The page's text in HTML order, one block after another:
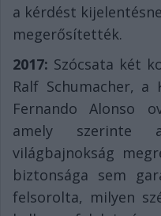
a kérdést
megerősítették.
2017: Szócsata két
Ralf Schumacher, a
Fernando Alonso
amely szerinte
világbajnokság
biztonsága sem
felsorolta, milyen